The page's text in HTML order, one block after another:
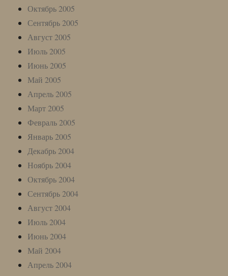
Октябрь 2005
Сентябрь 2005
Август 2005
Июль 2005
Июнь 2005
Май 2005
Апрель 2005
Март 2005
Февраль 2005
Январь 2005
Декабрь 2004
Ноябрь 2004
Октябрь 2004
Сентябрь 2004
Август 2004
Июль 2004
Июнь 2004
Май 2004
Апрель 2004